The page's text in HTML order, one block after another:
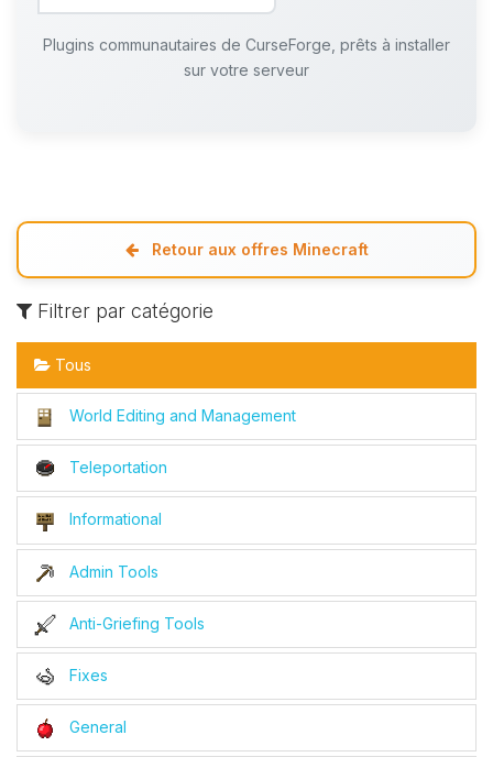
Plugins communautaires de CurseForge, prêts à installer
sur votre serveur
Retour aux offres Minecraft
Filtrer par catégorie
Tous
World Editing and Management
Teleportation
Informational
Admin Tools
Anti-Griefing Tools
Fixes
General